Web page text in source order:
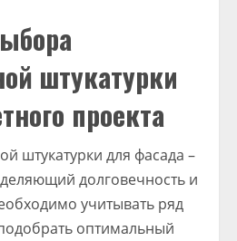
штукатурки
проекта
штукатурки для фасада –
долговечность и
учитывать ряд
оптимальный